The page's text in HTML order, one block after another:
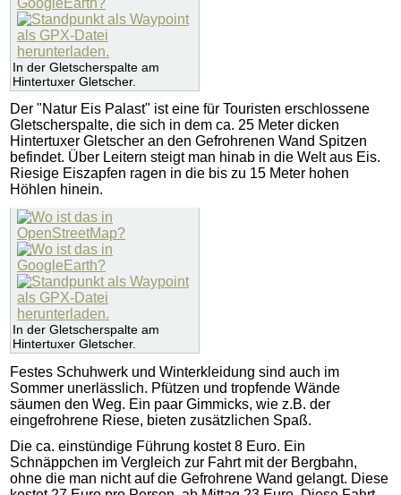
In der Gletscherspalte am
Hintertuxer Gletscher.
Der "Natur Eis Palast" ist eine für Touristen erschlossene
Gletscherspalte, die sich in dem ca. 25 Meter dicken
Hintertuxer Gletscher an den Gefrohrenen Wand Spitzen
befindet. Über Leitern steigt man hinab in die Welt aus Eis.
Riesige Eiszapfen ragen in die bis zu 15 Meter hohen
Höhlen hinein.
In der Gletscherspalte am
Hintertuxer Gletscher.
Festes Schuhwerk und Winterkleidung sind auch im
Sommer unerlässlich. Pfützen und tropfende Wände
säumen den Weg. Ein paar Gimmicks, wie z.B. der
eingefrohrene Riese, bieten zusätzlichen Spaß.
Die ca. einstündige Führung kostet 8 Euro. Ein
Schnäppchen im Vergleich zur Fahrt mit der Bergbahn,
ohne die man nicht auf die Gefrohrene Wand gelangt. Diese